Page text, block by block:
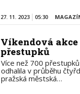
27. 11. 2023 05:30
Víkendová
přestupků
Více než 700
odhalila v průběhu
pražská městská…